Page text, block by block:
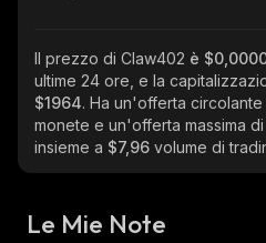
Il prezzo di Claw402 è
ultime 24 ore, e la
$1964. Ha un'offerta circolante
monete e un'offerta massima di
insieme a $7,96 volume di
Le Mie Note